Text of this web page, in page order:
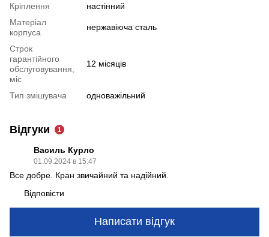
Крiплення
настінний
Матеріал
корпуса
нержавіюча сталь
Строк
гарантійного
обслуговування,
міс
12 місяців
Тип змішувача одноважільний
Відгуки 1
Василь Курло
01.09.2024 в 15:47
Все добре. Кран звичайний та надійний.
Відповісти
Написати відгук